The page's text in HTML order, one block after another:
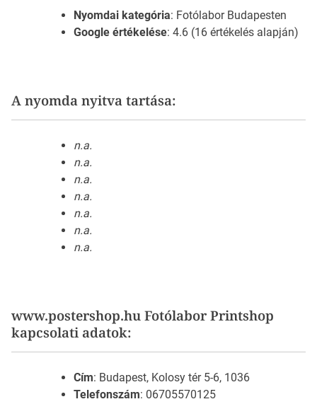
Nyomdai kategória: Fotólabor Budapesten
Google értékelése: 4.6 (16 értékelés alapján)
A nyomda nyitva tartása:
n.a.
n.a.
n.a.
n.a.
n.a.
n.a.
n.a.
www.postershop.hu Fotólabor Printshop
kapcsolati adatok:
Cím: Budapest, Kolosy tér 5-6, 1036
Telefonszám: 06705570125